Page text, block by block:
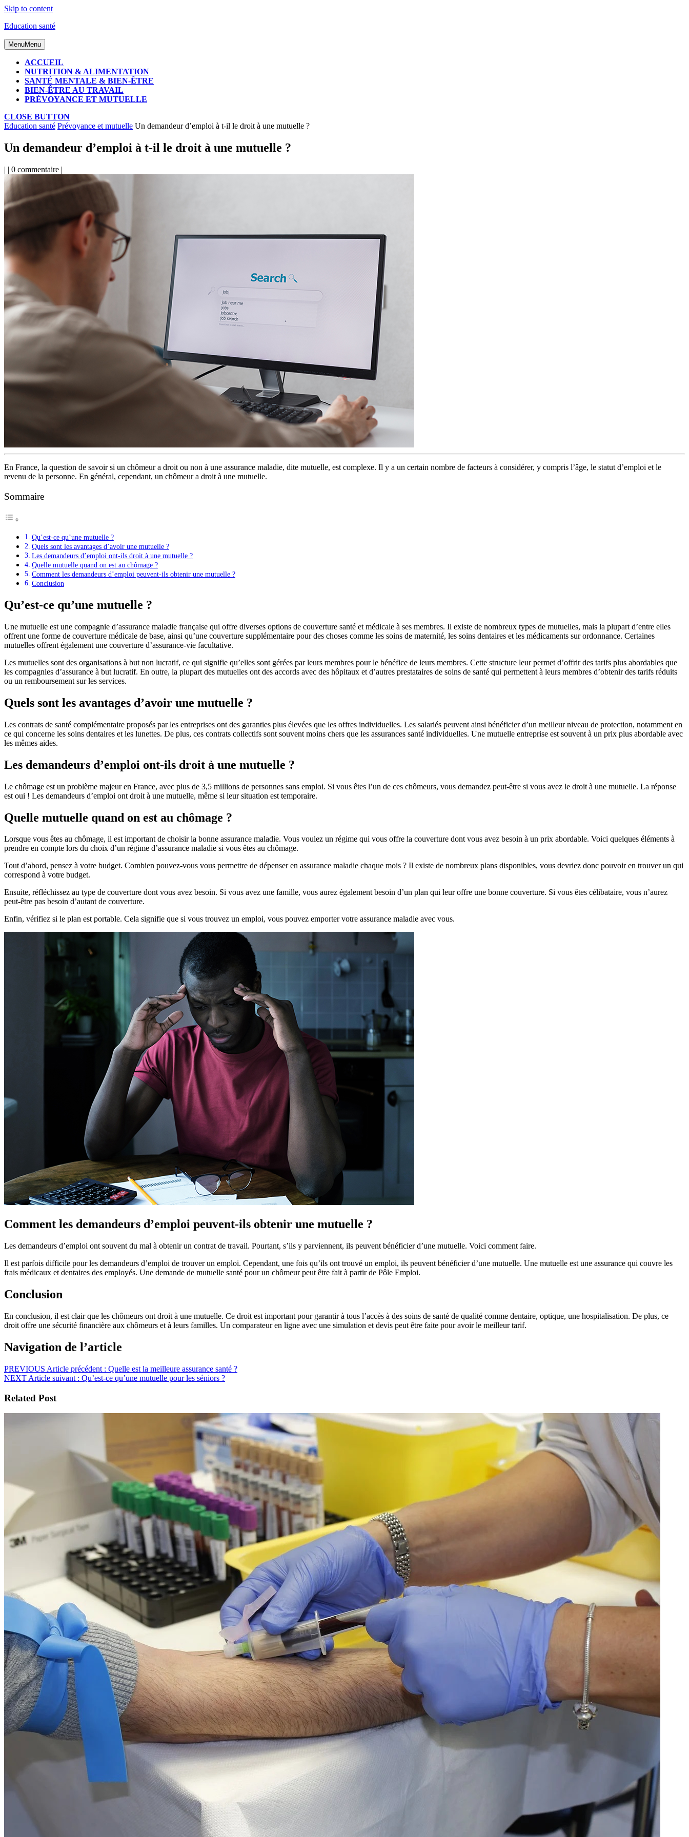
Skip to content
Education santé
MenuMenu
ACCUEIL
NUTRITION & ALIMENTATION
SANTÉ MENTALE & BIEN-ÊTRE
BIEN-ÊTRE AU TRAVAIL
PRÉVOYANCE ET MUTUELLE
CLOSE BUTTON
Education santé Prévoyance et mutuelle Un demandeur d’emploi à t-il le droit à une mutuelle ?
Un demandeur d’emploi à t-il le droit à une mutuelle ?
| | 0 commentaire |
En France, la question de savoir si un chômeur a droit ou non à une assurance maladie, dite mutuelle, est complexe. Il y a un certain nombre de facteurs à considérer, y compris l’âge, le statut d’emploi et le
revenu de la personne. En général, cependant, un chômeur a droit à une mutuelle.
Sommaire
Qu’est-ce qu’une mutuelle ?
Quels sont les avantages d’avoir une mutuelle ?
Les demandeurs d’emploi ont-ils droit à une mutuelle ?
Quelle mutuelle quand on est au chômage ?
Comment les demandeurs d’emploi peuvent-ils obtenir une mutuelle ?
Conclusion
Qu’est-ce qu’une mutuelle ?
Une mutuelle est une compagnie d’assurance maladie française qui offre diverses options de couverture santé et médicale à ses membres. Il existe de nombreux types de mutuelles, mais la plupart d’entre elles
offrent une forme de couverture médicale de base, ainsi qu’une couverture supplémentaire pour des choses comme les soins de maternité, les soins dentaires et les médicaments sur ordonnance. Certaines
mutuelles offrent également une couverture d’assurance-vie facultative.
Les mutuelles sont des organisations à but non lucratif, ce qui signifie qu’elles sont gérées par leurs membres pour le bénéfice de leurs membres. Cette structure leur permet d’offrir des tarifs plus abordables que
les compagnies d’assurance à but lucratif. En outre, la plupart des mutuelles ont des accords avec des hôpitaux et d’autres prestataires de soins de santé qui permettent à leurs membres d’obtenir des tarifs réduits
ou un remboursement sur les services.
Quels sont les avantages d’avoir une mutuelle ?
Les contrats de santé complémentaire proposés par les entreprises ont des garanties plus élevées que les offres individuelles. Les salariés peuvent ainsi bénéficier d’un meilleur niveau de protection, notamment en
ce qui concerne les soins dentaires et les lunettes. De plus, ces contrats collectifs sont souvent moins chers que les assurances santé individuelles. Une mutuelle entreprise est souvent à un prix plus abordable avec
les mêmes aides.
Les demandeurs d’emploi ont-ils droit à une mutuelle ?
Le chômage est un problème majeur en France, avec plus de 3,5 millions de personnes sans emploi. Si vous êtes l’un de ces chômeurs, vous demandez peut-être si vous avez le droit à une mutuelle. La réponse
est oui ! Les demandeurs d’emploi ont droit à une mutuelle, même si leur situation est temporaire.
Quelle mutuelle quand on est au chômage ?
Lorsque vous êtes au chômage, il est important de choisir la bonne assurance maladie. Vous voulez un régime qui vous offre la couverture dont vous avez besoin à un prix abordable. Voici quelques éléments à
prendre en compte lors du choix d’un régime d’assurance maladie si vous êtes au chômage.
Tout d’abord, pensez à votre budget. Combien pouvez-vous vous permettre de dépenser en assurance maladie chaque mois ? Il existe de nombreux plans disponibles, vous devriez donc pouvoir en trouver un qui
correspond à votre budget.
Ensuite, réfléchissez au type de couverture dont vous avez besoin. Si vous avez une famille, vous aurez également besoin d’un plan qui leur offre une bonne couverture. Si vous êtes célibataire, vous n’aurez
peut-être pas besoin d’autant de couverture.
Enfin, vérifiez si le plan est portable. Cela signifie que si vous trouvez un emploi, vous pouvez emporter votre assurance maladie avec vous.
Comment les demandeurs d’emploi peuvent-ils obtenir une mutuelle ?
Les demandeurs d’emploi ont souvent du mal à obtenir un contrat de travail. Pourtant, s’ils y parviennent, ils peuvent bénéficier d’une mutuelle. Voici comment faire.
Il est parfois difficile pour les demandeurs d’emploi de trouver un emploi. Cependant, une fois qu’ils ont trouvé un emploi, ils peuvent bénéficier d’une mutuelle. Une mutuelle est une assurance qui couvre les
frais médicaux et dentaires des employés. Une demande de mutuelle santé pour un chômeur peut être fait à partir de Pôle Emploi.
Conclusion
En conclusion, il est clair que les chômeurs ont droit à une mutuelle. Ce droit est important pour garantir à tous l’accès à des soins de santé de qualité comme dentaire, optique, une hospitalisation. De plus, ce
droit offre une sécurité financière aux chômeurs et à leurs familles. Un comparateur en ligne avec une simulation et devis peut être faite pour avoir le meilleur tarif.
Navigation de l’article
PREVIOUS Article précédent : Quelle est la meilleure assurance santé ?
NEXT Article suivant : Qu’est-ce qu’une mutuelle pour les séniors ?
Related Post